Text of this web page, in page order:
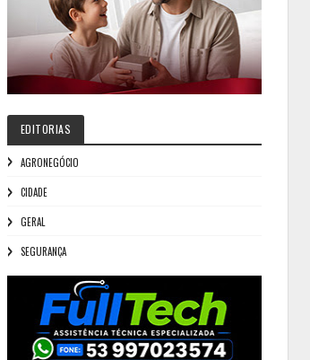
EDITORIAS
AGRONEGÓCIO
CIDADE
GERAL
SEGURANÇA